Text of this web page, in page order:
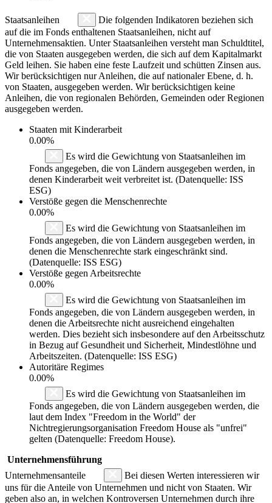
Staatsanleihen
Die folgenden Indikatoren beziehen sich
auf die im Fonds enthaltenen Staatsanleihen, nicht auf
Unternehmensaktien. Unter Staatsanleihen versteht man Schuldtitel,
die von Staaten ausgegeben werden, die sich auf dem Kapitalmarkt
Geld leihen. Sie haben eine feste Laufzeit und schütten Zinsen aus.
Wir berücksichtigen nur Anleihen, die auf nationaler Ebene, d. h.
von Staaten, ausgegeben werden. Wir berücksichtigen keine
Anleihen, die von regionalen Behörden, Gemeinden oder Regionen
ausgegeben werden.
Staaten mit Kinderarbeit
0.00%
Es wird die Gewichtung von Staatsanleihen im
Fonds angegeben, die von Ländern ausgegeben werden, in
denen Kinderarbeit weit verbreitet ist. (Datenquelle: ISS
ESG)
Verstöße gegen die Menschenrechte
0.00%
Es wird die Gewichtung von Staatsanleihen im
Fonds angegeben, die von Ländern ausgegeben werden, in
denen die Menschenrechte stark eingeschränkt sind.
(Datenquelle: ISS ESG)
Verstöße gegen Arbeitsrechte
0.00%
Es wird die Gewichtung von Staatsanleihen im
Fonds angegeben, die von Ländern ausgegeben werden, in
denen die Arbeitsrechte nicht ausreichend eingehalten
werden. Dies bezieht sich insbesondere auf den Arbeitsschutz
in Bezug auf Gesundheit und Sicherheit, Mindestlöhne und
Arbeitszeiten. (Datenquelle: ISS ESG)
Autoritäre Regimes
0.00%
Es wird die Gewichtung von Staatsanleihen im
Fonds angegeben, die von Ländern ausgegeben werden, die
laut dem Index "Freedom in the World" der
Nichtregierungsorganisation Freedom House als "unfrei"
gelten (Datenquelle: Freedom House).
Unternehmensführung
Unternehmensanteile
Bei diesen Werten interessieren wir
uns für die Anteile von Unternehmen und nicht von Staaten. Wir
geben also an, in welchen Kontroversen Unternehmen durch ihre